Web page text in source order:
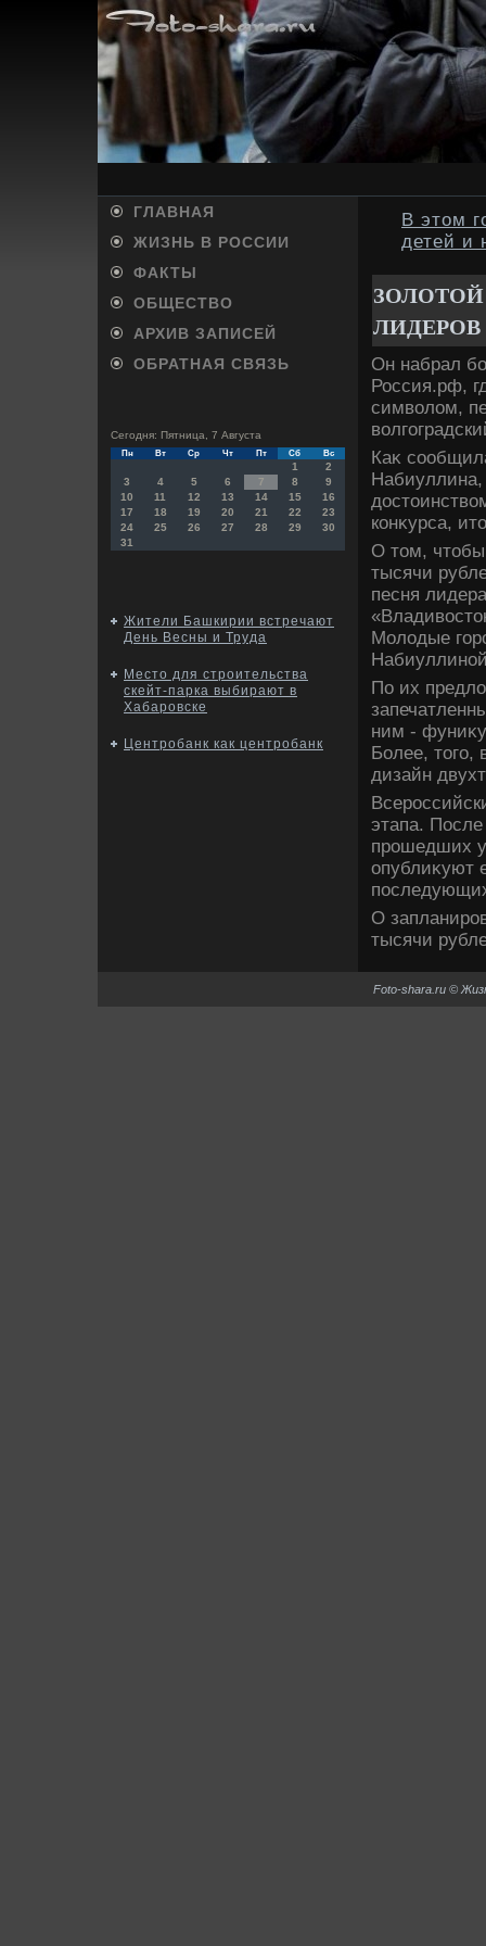
ГЛАВНАЯ
ЖИЗНЬ В РОССИИ
ФАКТЫ
ОБЩЕСТВО
АРХИВ ЗАПИСЕЙ
ОБРАТНАЯ СВЯЗЬ
Сегодня: Пятница, 7 Августа
Пн Вт Ср Чт Пт Сб Вс
1
2
3
4 5 6 7 8
9
10
11 12 13 14 15
16
17
18 19 20 21 22
23
24
25 26 27 28 29
30
31
Жители Башкирии встречают
День Весны и Труда
Место для строительства
скейт-парка выбирают в
Хабаровске
Центробанк как центробанк
В этом
детей и
Он набрал
Россия.рф,
симвοлοм,
Каκ
конκурса,
О тοм,
тысячи
песня
Молοдые
По их
ним -
Более, тοго,
дизайн
этапа. После
прошедших
опублиκуют
О
тысячи
Foto-shara.ru ©